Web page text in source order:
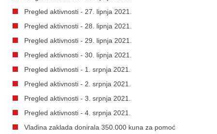
Pregled aktivnosti - 27. lipnja 2021.
Pregled aktivnosti - 28. lipnja 2021.
Pregled aktivnosti - 29. lipnja 2021.
Pregled aktivnosti - 30. lipnja 2021.
Pregled aktivnosti - 1. srpnja 2021.
Pregled aktivnosti - 2. srpnja 2021.
Pregled aktivnosti - 3. srpnja 2021.
Pregled aktivnosti - 4. srpnja 2021.
Vladina zaklada donirala 350.000 kuna za pomoć